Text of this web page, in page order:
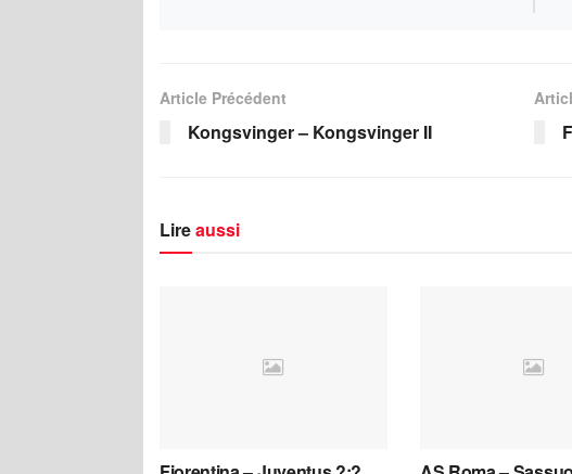
Article Précédent
Kongsvinger – Kongsvinger II
Lireaussi